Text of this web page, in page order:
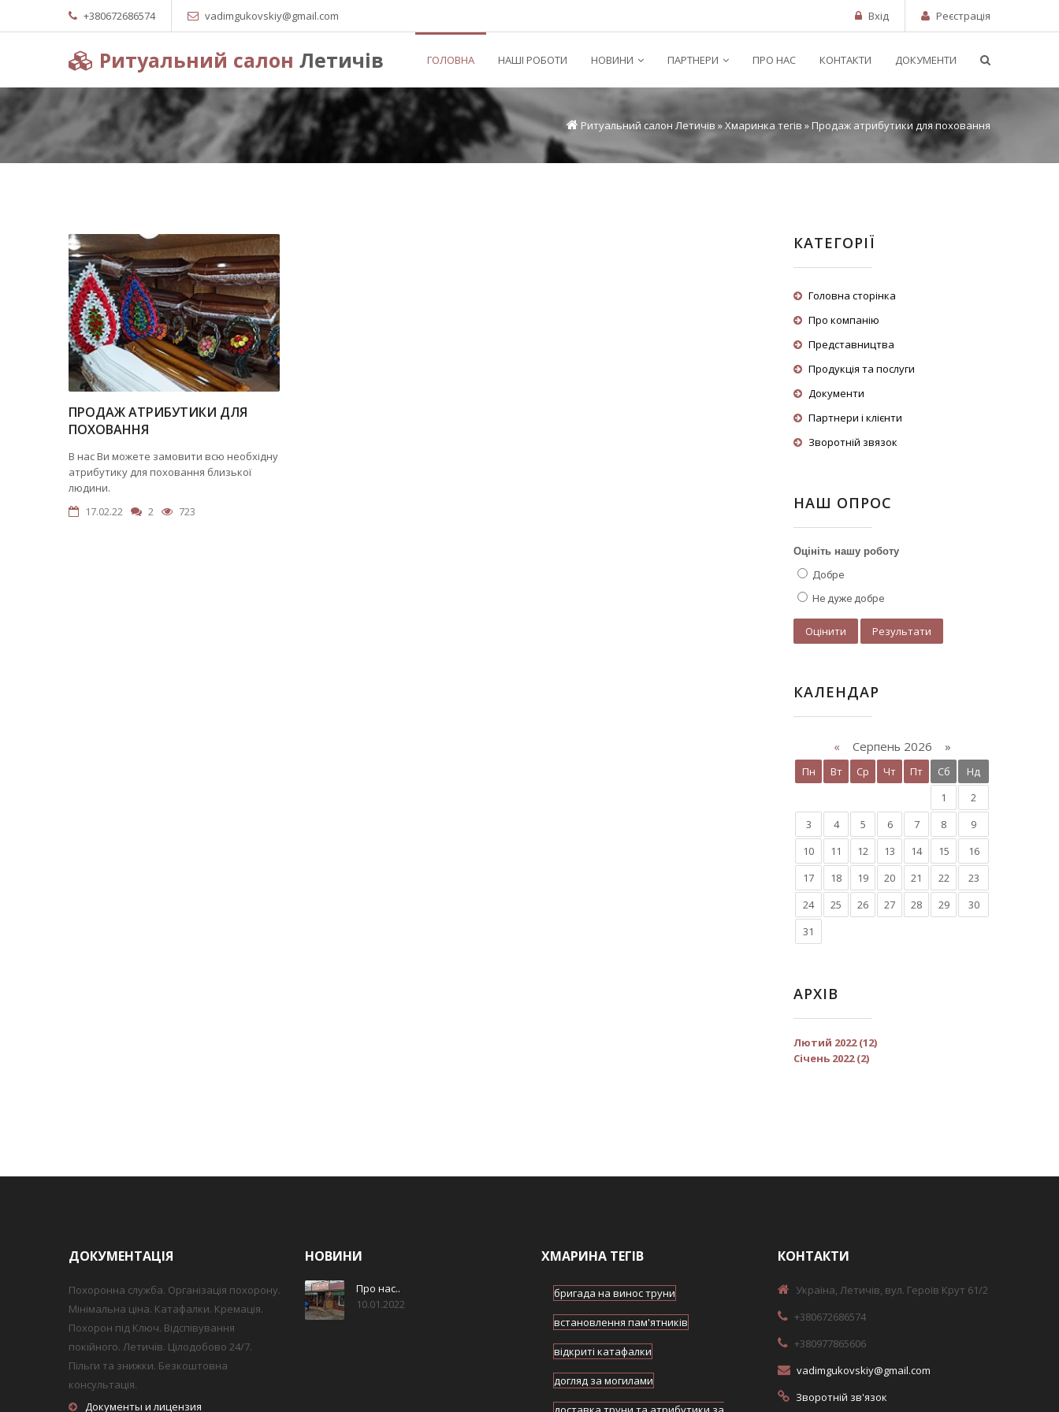
+380672686574 vadimgukovskiy@gmail.com Вхід Реєстрація
Ритуальний салон Летичів ГОЛОВНА НАШІ РОБОТИ НОВИНИ ПАРТНЕРИ ПРО НАС КОНТАКТИ ДОКУМЕНТИ
Ритуальний салон Летичів »Хмаринка тегів » Продаж атрибутики для поховання
ПРОДАЖ АТРИБУТИКИ ДЛЯ
ПОХОВАННЯ
В нас Ви можете замовити всю необхідну
атрибутику для поховання близької
людини.
17.02.22
2 723
КАТЕГОРІЇ
Головна сторінка
Про компанію
Представництва
Продукція та послуги
Документи
Партнери і клієнти
Зворотній звязок
НАШ ОПРОС
Оцініть нашу роботу
Добре
Не дуже добре
КАЛЕНДАР
« Серпень 2026 »
Пн Вт Ср Чт Пт Сб
Нд
1
2
3
4 5 6 7 8
9
10
11 12 13 14 15
16
17
18 19 20 21 22
23
24
25 26 27 28 29
30
31
АРХІВ
Лютий 2022 (12)
Січень 2022 (2)
ДОКУМЕНТАЦІЯ
Похоронна служба. Організація похорону.
Мінімальна ціна. Катафалки. Кремація.
Похорон під Ключ. Відспівування
покійного. Летичів. Цілодобово 24/7.
Пільги та знижки. Безкоштовна
консультація.
Документы и лицензия
НОВИНИ
Про нас..
10.01.2022
ХМАРИНА ТЕГІВ
бригада на винос труни
встановлення пам'ятників
відкриті катафалки
догляд за могилами
КОНТАКТИ
Україна, Летичів, вул. Героїв Крут 61/2
+380672686574
+380977865606
vadimgukovskiy@gmail.com
Зворотній зв'язок